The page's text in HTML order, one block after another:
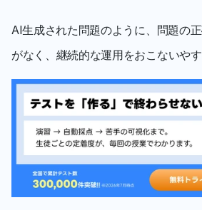
AI生成された問題のように、問題の
がなく、継続的な運用をおこないやす